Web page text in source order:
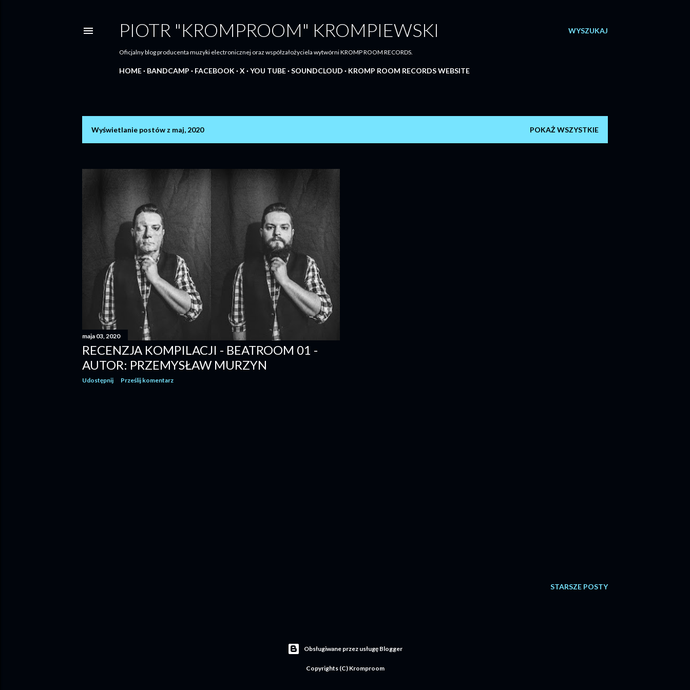
WYSZUKAJ
PIOTR "KROMPROOM" KROMPIEWSKI
Oficjalny blog producenta muzyki electronicznej oraz współzałożyciela wytwórni KROMP ROOM RECORDS.
HOME BANDCAMP FACEBOOK X YOU TUBE SOUNDCLOUD KROMP ROOM RECORDS WEBSITE
s
Wyświetlanie postów z maj, 2020 POKAŻ WSZYSTKIE
maja 03, 2020
RECENZJA KOMPILACJI - BEATROOM 01 -
AUTOR: PRZEMYSŁAW MURZYN
Udostępnij Prześlij komentarz
STARSZE POSTY
Obsługiwane przez usługę Blogger
Copyrights (C) Kromproom